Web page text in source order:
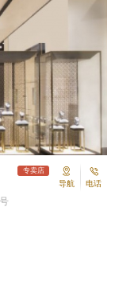
专卖店
导航 电话